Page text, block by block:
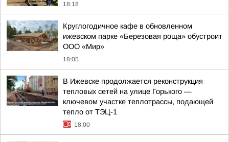
18:18
Круглогодичное кафе в обновленном
ижевском парке «Березовая роща» обустроит
ООО «Мир»
18:05
В Ижевске продолжается реконструкция
тепловых сетей на улице Горького —
ключевом участке теплотрассы, подающей
тепло от ТЭЦ-1
18:00